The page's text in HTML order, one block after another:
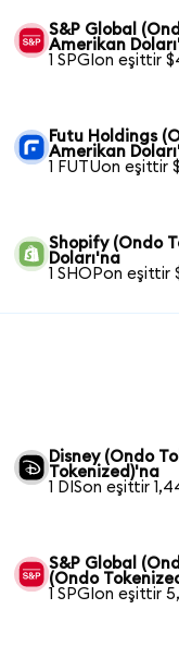
S&P Global
Amerikan
1 SPGIon eşittir
Futu Holdings
Amerikan
1 FUTUon eşittir
Shopify (Ondo
Doları'na
1 SHOPon eşittir
Disney (Ondo
Tokenized)'na
1 DISon eşittir
S&P Global
(Ondo
1 SPGIon eşittir